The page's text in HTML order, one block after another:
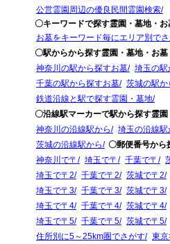
公営霊園周辺の優良民間霊園検索
〇キーワードで探す霊園・墓地・お
お墓をキーワード毎にエリア別で
〇駅からから探す霊園・墓地・お墓
神奈川の駅から探すお墓
埼玉の駅
千葉の駅から探すお墓
茨城の駅
鉄道沿線と駅で探す霊園・墓地
〇沿線駅マーカーで駅から探す霊
神奈川の沿線駅から
埼玉の沿線駅
茨城の沿線駅から
〇郵便番号から
神奈川で〒
埼玉で〒 千葉で〒
埼玉で〒2
千葉で〒2 茨城で〒2
埼玉で〒3
千葉で〒3 茨城で〒3
埼玉で〒4
千葉で〒4 茨城で〒4
埼玉で〒5
千葉で〒5 茨城で〒5
住所別に5～25km圏でさがす
東